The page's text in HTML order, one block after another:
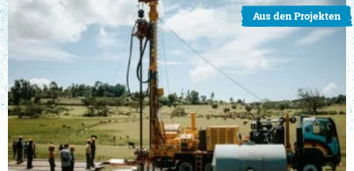
Aus den Projekten